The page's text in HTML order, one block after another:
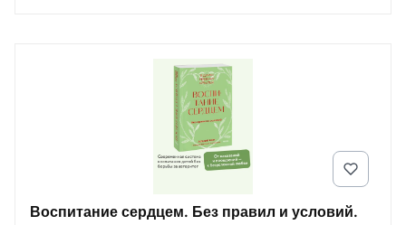
Воспитание сердцем. Без правил и условий.